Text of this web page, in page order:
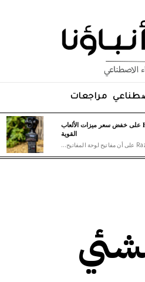
مراجعات
تعمل لوحات المفاتيح الجديدة من Razer على خفض سعر ميزات الألعاب
القوية